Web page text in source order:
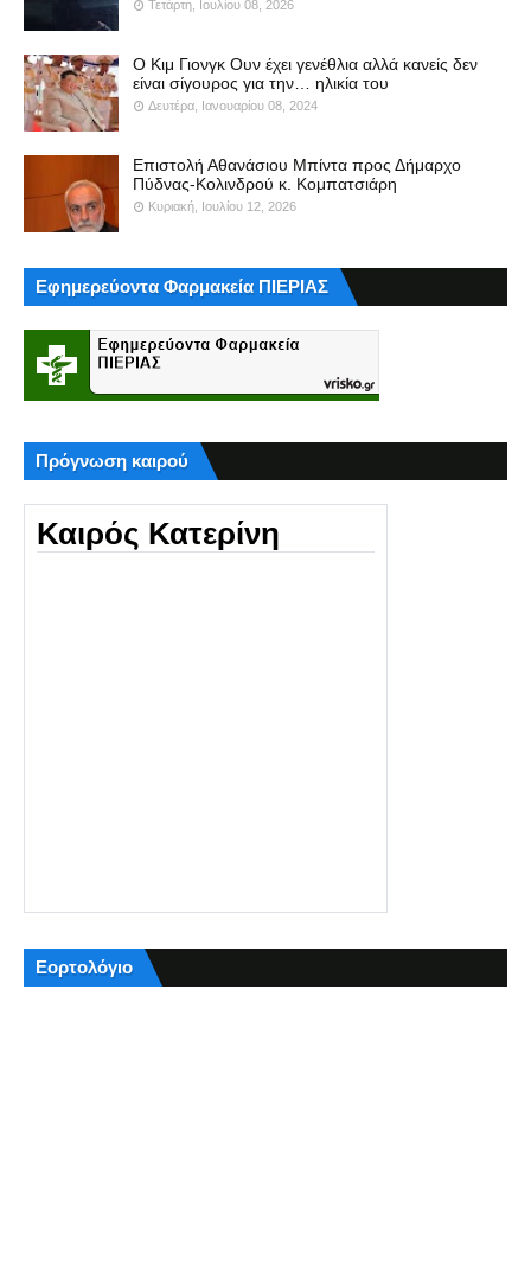
Τετάρτη, Ιουλίου 08, 2026
Ο Κιμ Γιονγκ Ουν έχει γενέθλια αλλά κανείς δεν
είναι σίγουρος για την… ηλικία του
Δευτέρα, Ιανουαρίου 08, 2024
Επιστολή Αθανάσιου Μπίντα προς Δήμαρχο
Πύδνας-Κολινδρού κ. Κομπατσιάρη
Κυριακή, Ιουλίου 12, 2026
Εφημερεύοντα Φαρμακεία ΠΙΕΡΙΑΣ
Πρόγνωση καιρού
Καιρός Κατερίνη
Εορτολόγιο